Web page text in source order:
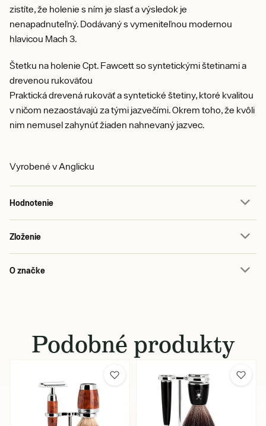
zistíte, že holenie s ním je slasť a výsledok je
nenapadnuteľný. Dodávaný s vymeniteľnou modernou
hlavicou Mach 3.
Štetku na holenie Cpt. Fawcett so syntetickými štetinami a
drevenou rukoväťou
Praktická drevená rukoväť a syntetické štetiny, ktoré kvalitou
v ničom nezaostávajú za tými jazvečími. Okrem toho, že kvôli
nim nemusel zahynúť žiaden nahnevaný jazvec.
Vyrobené v Anglicku
Hodnotenie
Zloženie
O značke
Podobné produkty